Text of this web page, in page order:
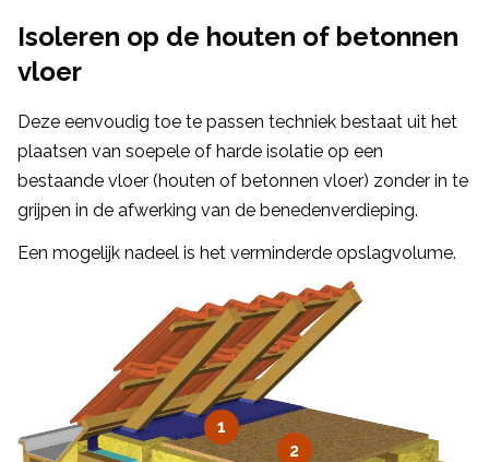
Isoleren op de houten of betonnen
vloer
Deze eenvoudig toe te passen techniek bestaat uit het
plaatsen van soepele of harde isolatie op een
bestaande vloer (houten of betonnen vloer) zonder in te
grijpen in de afwerking van de benedenverdieping.
Een mogelijk nadeel is het verminderde opslagvolume.
1
2